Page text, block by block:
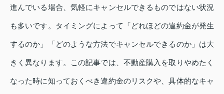
進んでいる場合、気軽にキャンセルできるものではない状況
も多いです。タイミングによって「どれほどの違約金が発生
するのか」「どのような方法でキャンセルできるのか」は大
きく異なります。この記事では、不動産購入を取りやめたく
なった時に知っておくべき違約金のリスクや、具体的なキャ